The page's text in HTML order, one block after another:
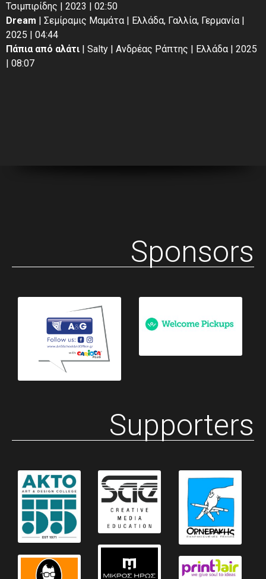
Τσιμπιρίδης | 2023 | 02:50
Dream | Σεμίραμις Μαμάτα | Ελλάδα, Γαλλία, Γερμανία |
2025 | 04:44
Πάπια από αλάτι | Salty | Ανδρέας Ράπτης | Ελλάδα | 2025
| 08:07
Sponsors
Supporters